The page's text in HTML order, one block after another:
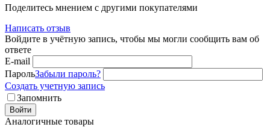
Поделитесь мнением с другими покупателями
Написать отзыв
Войдите в учётную запись, чтобы мы могли сообщить вам об
ответе
E-mail
ПарольЗабыли пароль?
Создать учетную запись
Запомнить
Войти
Аналогичные товары